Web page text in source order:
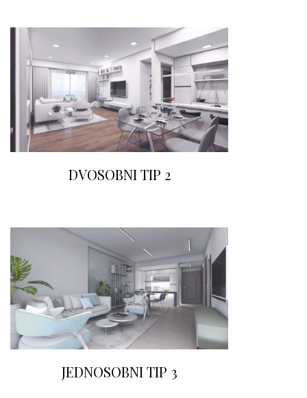
DVOSOBNI TIP 2
JEDNOSOBNI TIP 3